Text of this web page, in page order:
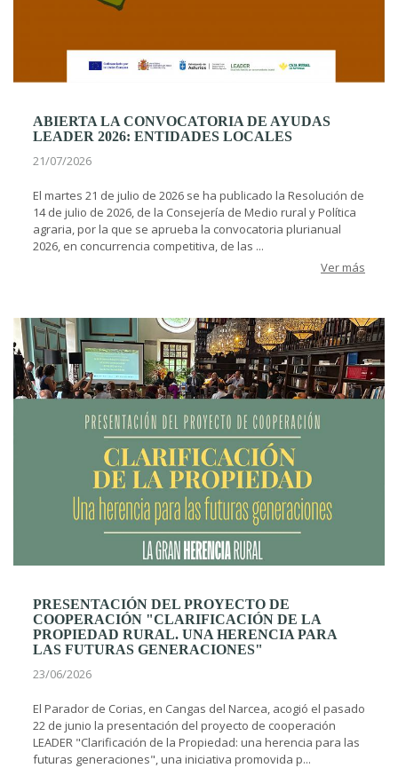
ABIERTA LA CONVOCATORIA DE AYUDAS
LEADER 2026: ENTIDADES LOCALES
21/07/2026
El martes 21 de julio de 2026 se ha publicado la Resolución de
14 de julio de 2026, de la Consejería de Medio rural y Política
agraria, por la que se aprueba la convocatoria plurianual
2026, en concurrencia competitiva, de las ...
Ver más
PRESENTACIÓN DEL PROYECTO DE
COOPERACIÓN "CLARIFICACIÓN DE LA
PROPIEDAD RURAL. UNA HERENCIA PARA
LAS FUTURAS GENERACIONES"
23/06/2026
El Parador de Corias, en Cangas del Narcea, acogió el pasado
22 de junio la presentación del proyecto de cooperación
LEADER "Clarificación de la Propiedad: una herencia para las
futuras generaciones", una iniciativa promovida p...